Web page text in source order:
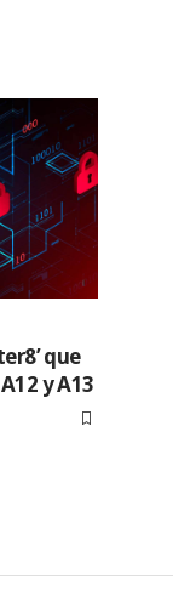
que
y A13